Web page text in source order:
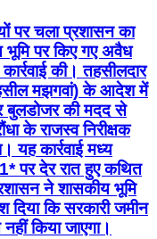
पर चला प्रशासन का
भूमि पर किए गए अवैध
की। तहसीलदार
मझगवां) के आदेश में
बुलडोजर की मदद से
के राजस्व निरीक्षक
कार्रवाई मध्य
पर देर रात हुए कथित
ने शासकीय भूमि
कि सरकारी जमीन
किया जाएगा।